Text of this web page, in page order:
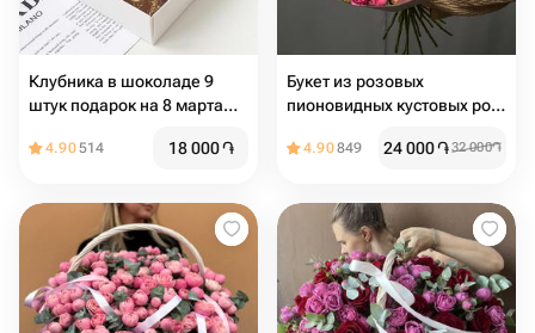
Клубника в шоколаде 9
штук подарок на 8 марта
4.90514 18 000֏
Букет из розовых
пионовидных кустовых роз
4.90849 24 000֏32 000֏